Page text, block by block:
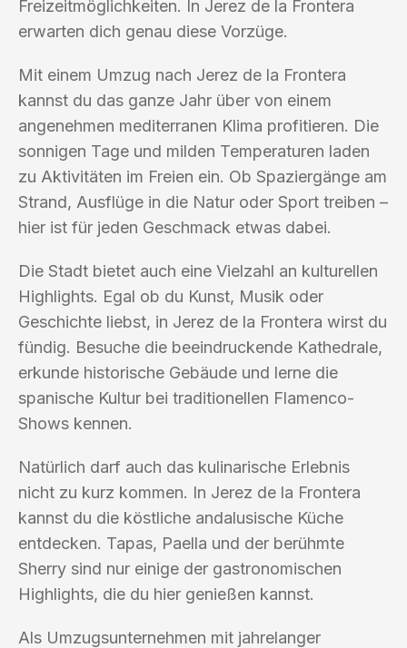
Freizeitmöglichkeiten. In Jerez de la Frontera
erwarten dich genau diese Vorzüge.
Mit einem Umzug nach Jerez de la Frontera
kannst du das ganze Jahr über von einem
angenehmen mediterranen Klima profitieren. Die
sonnigen Tage und milden Temperaturen laden
zu Aktivitäten im Freien ein. Ob Spaziergänge am
Strand, Ausflüge in die Natur oder Sport treiben –
hier ist für jeden Geschmack etwas dabei.
Die Stadt bietet auch eine Vielzahl an kulturellen
Highlights. Egal ob du Kunst, Musik oder
Geschichte liebst, in Jerez de la Frontera wirst du
fündig. Besuche die beeindruckende Kathedrale,
erkunde historische Gebäude und lerne die
spanische Kultur bei traditionellen Flamenco-
Shows kennen.
Natürlich darf auch das kulinarische Erlebnis
nicht zu kurz kommen. In Jerez de la Frontera
kannst du die köstliche andalusische Küche
entdecken. Tapas, Paella und der berühmte
Sherry sind nur einige der gastronomischen
Highlights, die du hier genießen kannst.
Als Umzugsunternehmen mit jahrelanger